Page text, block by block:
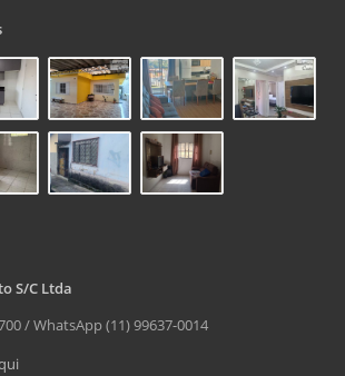
S/C Ltda
/ WhatsApp (11) 99637-0014